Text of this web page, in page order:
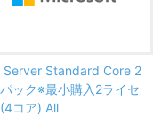
Server Standard Core 2
ック※最小購入2ライセ
コア) All